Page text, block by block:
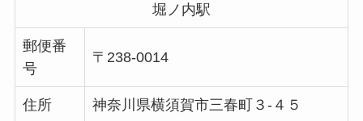
堀ノ内駅
郵便番
号
〒238-0014
住所 神奈川県横須賀市三春町３-４５